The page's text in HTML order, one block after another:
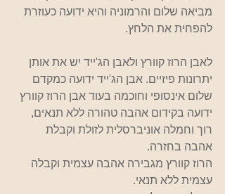
מביאה שלום והרמוניה והיא ידועה כעוזרת
להפחית את הלחץ.
לאבן הרוז קוורץ ולאבן הג'ייד יש את אותן
יתרונות פיזיים. אבן הג'ייד ידועה כמקדם
שלום אינסופי וחוכמה בעוד אבן הרוז קוורץ
ידועה בקידום אהבה טהורה ללא תנאים,
רוך וחמלה אוניברסלית לזולת וקבלת
אהבה בחזרה.
הרוז קוורץ מגבירה אהבה עצמית וקבלה
עצמית ללא תנאי.